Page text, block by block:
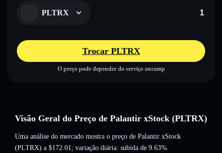
PLTRX
Trocar PLTRX
O preço pode depender do serviço onramp
Visão Geral do Preço de Palantir xStock (PLTRX)
Uma análise do mercado mostra o preço de Palantir xStock
(PLTRX) a $172.01; variação diária: subida de 9.63%.